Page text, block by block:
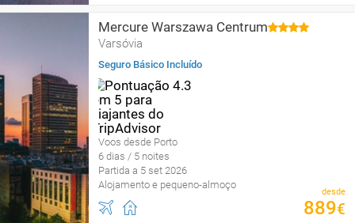
Mercure Warszawa Centrum
Varsóvia
Seguro Básico Incluído
Voos desde Porto
6 dias / 5 noites
Partida a 5 set 2026
Alojamento e pequeno-almoço
desde
889€